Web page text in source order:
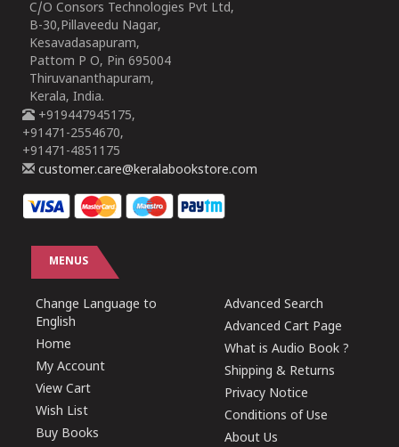
C/O Consors Technologies Pvt Ltd,
B-30,Pillaveedu Nagar,
Kesavadasapuram,
Pattom P O, Pin 695004
Thiruvananthapuram,
Kerala, India.
+919447945175,
+91471-2554670,
+91471-4851175
customer.care@keralabookstore.com
MENUS
Change Language to
English
Home
My Account
View Cart
Wish List
Buy Books
Advanced Search
Advanced Cart Page
What is Audio Book ?
Shipping & Returns
Privacy Notice
Conditions of Use
About Us